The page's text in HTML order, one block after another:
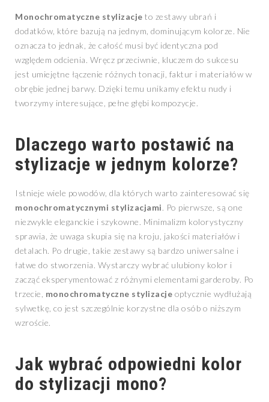
Monochromatyczne stylizacje to zestawy ubrań i
dodatków, które bazują na jednym, dominującym kolorze. Nie
oznacza to jednak, że całość musi być identyczna pod
względem odcienia. Wręcz przeciwnie, kluczem do sukcesu
jest umiejętne łączenie różnych tonacji, faktur i materiałów w
obrębie jednej barwy. Dzięki temu unikamy efektu nudy i
tworzymy interesujące, pełne głębi kompozycje.
Dlaczego warto postawić na
stylizacje w jednym kolorze?
Istnieje wiele powodów, dla których warto zainteresować się
monochromatycznymi stylizacjami. Po pierwsze, są one
niezwykle eleganckie i szykowne. Minimalizm kolorystyczny
sprawia, że uwaga skupia się na kroju, jakości materiałów i
detalach. Po drugie, takie zestawy są bardzo uniwersalne i
łatwe do stworzenia. Wystarczy wybrać ulubiony kolor i
zacząć eksperymentować z różnymi elementami garderoby. Po
trzecie, monochromatyczne stylizacje optycznie wydłużają
sylwetkę, co jest szczególnie korzystne dla osób o niższym
wzroście.
Jak wybrać odpowiedni kolor
do stylizacji mono?